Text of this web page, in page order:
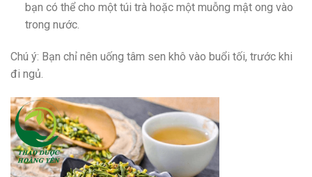
bạn có thể cho một túi trà hoặc một muỗng mật ong vào
trong nước.
Chú ý: Bạn chỉ nên uống tâm sen khô vào buổi tối, trước khi
đi ngủ.